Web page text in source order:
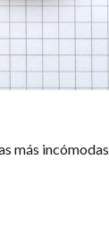
más incómodas